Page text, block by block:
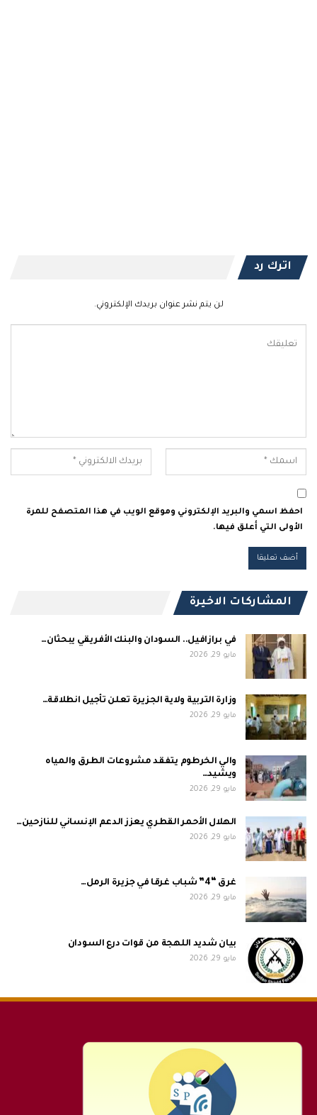
اترك رد
لن يتم نشر عنوان بريدك الإلكتروني.
احفظ اسمي والبريد الإلكتروني وموقع الويب في هذا المتصفح للمرة
الأولى التي أعلق فيها.
المشاركات الاخيرة
في برازافيل.. السودان والبنك الأفريقي يبحثان…
مايو 29, 2026
وزارة التربية ولاية الجزيرة تعلن تأجيل انطلاقة…
مايو 29, 2026
والي الخرطوم يتفقد مشروعات الطرق والمياه
ويشيد…
مايو 29, 2026
الهلال الأحمر القطري يعزز الدعم الإنساني للنازحين…
مايو 29, 2026
غرق “4” شباب غرقا في جزيرة الرمل…
مايو 29, 2026
بيان شديد اللهجة من قوات درع السودان
مايو 29, 2026